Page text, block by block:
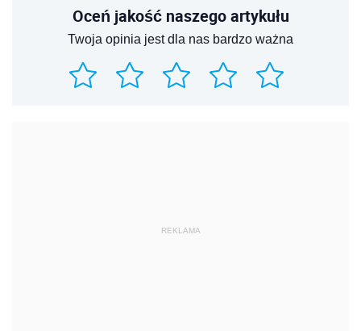
Oceń jakość naszego artykułu
Twoja opinia jest dla nas bardzo ważna
REKLAMA